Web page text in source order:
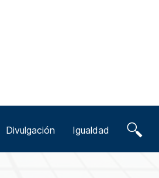
Divulgación Igualdad